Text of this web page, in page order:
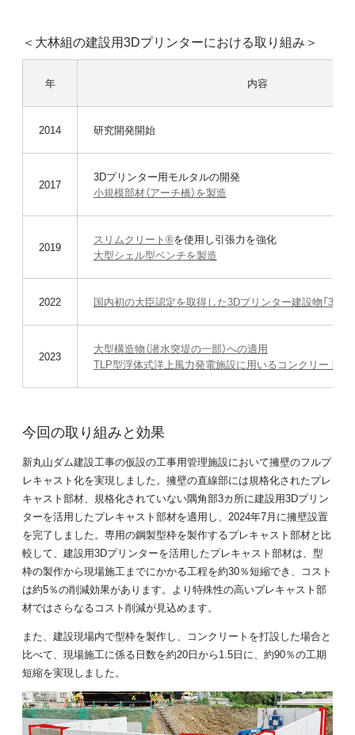
＜大林組の建設用3Dプリンターにおける取り組み＞
年 内容
2014 研究開発開始
2017
3Dプリンター用モルタルの開発
小規模部材（アーチ橋）を製造
2019
スリムクリート®を使用し引張力を強化
大型シェル型ベンチを製造
2022 国内初の大臣認定を取得した3Dプリンター建設物「
2023
大型構造物（潜水突堤の一部）への適用
TLP型浮体式洋上風力発電施設に用いるコンクリート浮
今回の取り組みと効果
新丸山ダム建設工事の仮設の工事用管理施設において擁壁のフルプ
レキャスト化を実現しました。擁壁の直線部には規格化されたプレ
キャスト部材、規格化されていない隅角部3カ所に建設用3Dプリン
ターを活用したプレキャスト部材を適用し、2024年7月に擁壁設置
を完了しました。専用の鋼製型枠を製作するプレキャスト部材と比
較して、建設用3Dプリンターを活用したプレキャスト部材は、型
枠の製作から現場施工までにかかる工程を約30％短縮でき、コスト
は約5％の削減効果があります。より特殊性の高いプレキャスト部
材ではさらなるコスト削減が見込めます。
また、建設現場内で型枠を製作し、コンクリートを打設した場合と
比べて、現場施工に係る日数を約20日から1.5日に、約90％の工期
短縮を実現しました。